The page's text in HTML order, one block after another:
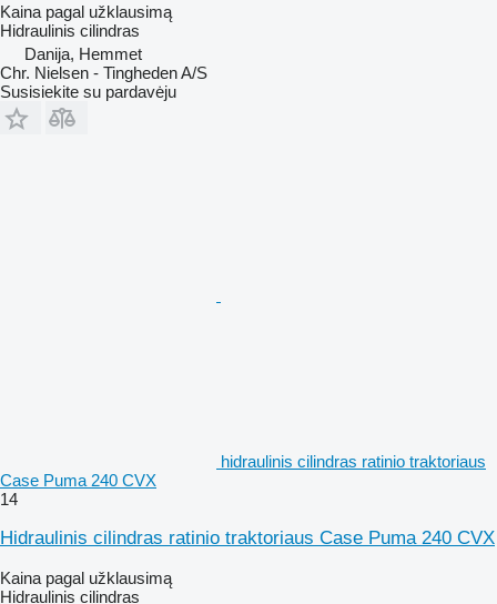
Kaina pagal užklausimą
Hidraulinis cilindras
Danija, Hemmet
Chr. Nielsen - Tingheden A/S
Susisiekite su pardavėju
hidraulinis cilindras ratinio traktoriaus
Case Puma 240 CVX
14
Hidraulinis cilindras ratinio traktoriaus Case Puma 240 CVX
Kaina pagal užklausimą
Hidraulinis cilindras